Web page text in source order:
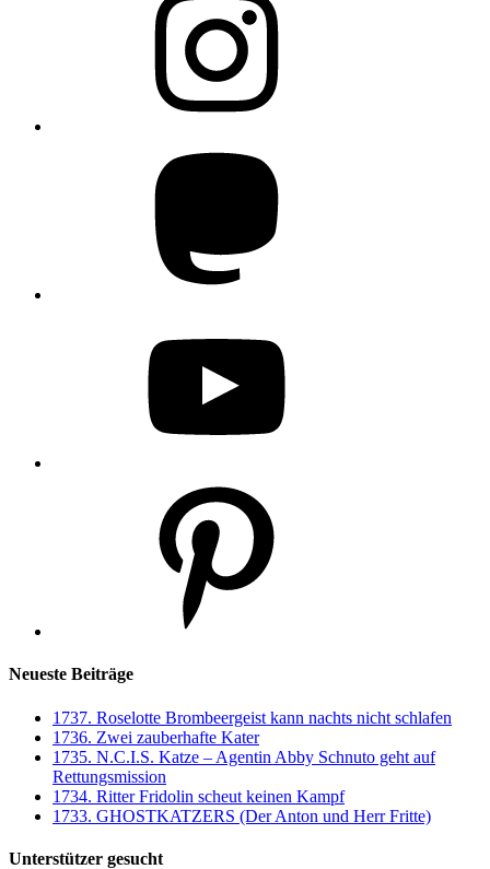
Neueste Beiträge
1737. Roselotte Brombeergeist kann nachts nicht schlafen
1736. Zwei zauberhafte Kater
1735. N.C.I.S. Katze – Agentin Abby Schnuto geht auf
Rettungsmission
1734. Ritter Fridolin scheut keinen Kampf
1733. GHOSTKATZERS (Der Anton und Herr Fritte)
Unterstützer gesucht